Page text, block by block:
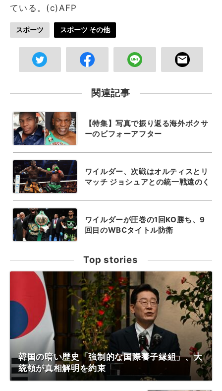
ている。(c)AFP
スポーツ スポーツ その他
関連記事
【特集】写真で振り返る海外ボクサ
ーのビフォーアフター
ワイルダー、次戦はオルティスとリ
マッチ ジョシュアとの統一戦遠のく
ワイルダーが圧巻の1回KO勝ち、9
回目のWBCタイトル防衛
Top stories
韓国の暗い歴史「強制的な国際養子縁組」、大
統領が真相解明を約束